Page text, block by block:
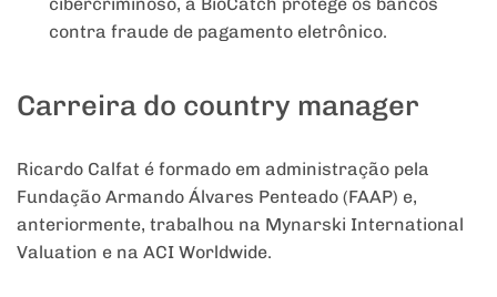
contra fraude de pagamento eletrônico.
Carreira do country manager
Ricardo Calfat é formado em administração pela
Fundação Armando Álvares Penteado (FAAP) e,
anteriormente, trabalhou na Mynarski International
Valuation e na ACI Worldwide.